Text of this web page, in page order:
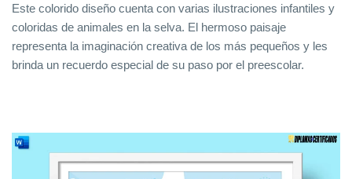
Este colorido diseño cuenta con varias ilustraciones infantiles y
coloridas de animales en la selva. El hermoso paisaje
representa la imaginación creativa de los más pequeños y les
brinda un recuerdo especial de su paso por el preescolar.